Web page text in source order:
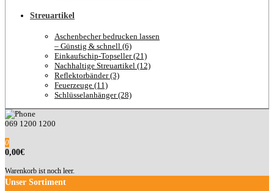
Streuartikel
Aschenbecher bedrucken lassen
– Günstig & schnell (6)
Einkaufschip-Topseller (21)
Nachhaltige Streuartikel (12)
Reflektorbänder (3)
Feuerzeuge (11)
Schlüsselanhänger (28)
069 1200 1200
0
0,00€
Warenkorb ist noch leer.
Unser Sortiment